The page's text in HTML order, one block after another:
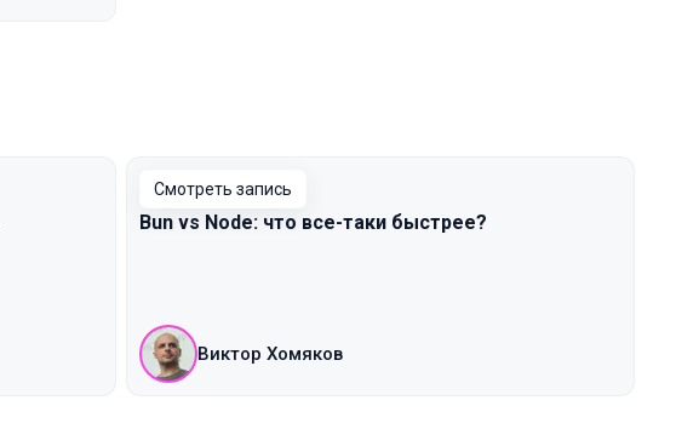
Смотреть запись
Bun vs Node: что все-таки быстрее?
Виктор Хомяков